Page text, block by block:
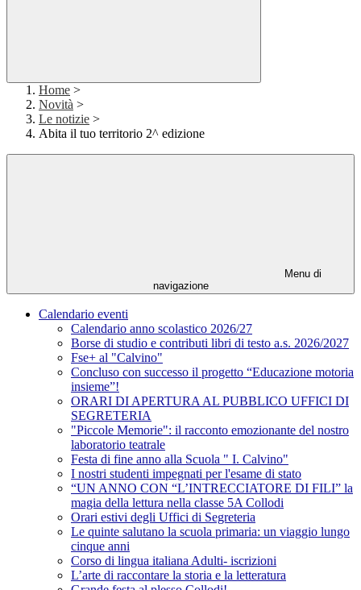
Home >
Novità >
Le notizie >
Abita il tuo territorio 2^ edizione
Menu di
navigazione
Calendario eventi
Calendario anno scolastico 2026/27
Borse di studio e contributi libri di testo a.s. 2026/2027
Fse+ al "Calvino"
Concluso con successo il progetto “Educazione motoria
insieme”!
ORARI DI APERTURA AL PUBBLICO UFFICI DI
SEGRETERIA
"Piccole Memorie": il racconto emozionante del nostro
laboratorio teatrale
Festa di fine anno alla Scuola " I. Calvino"
I nostri studenti impegnati per l'esame di stato
“UN ANNO CON “L’INTRECCIATORE DI FILI” la
magia della lettura nella classe 5A Collodi
Orari estivi degli Uffici di Segreteria
Le quinte salutano la scuola primaria: un viaggio lungo
cinque anni
Corso di lingua italiana Adulti- iscrizioni
L’arte di raccontare la storia e la letteratura